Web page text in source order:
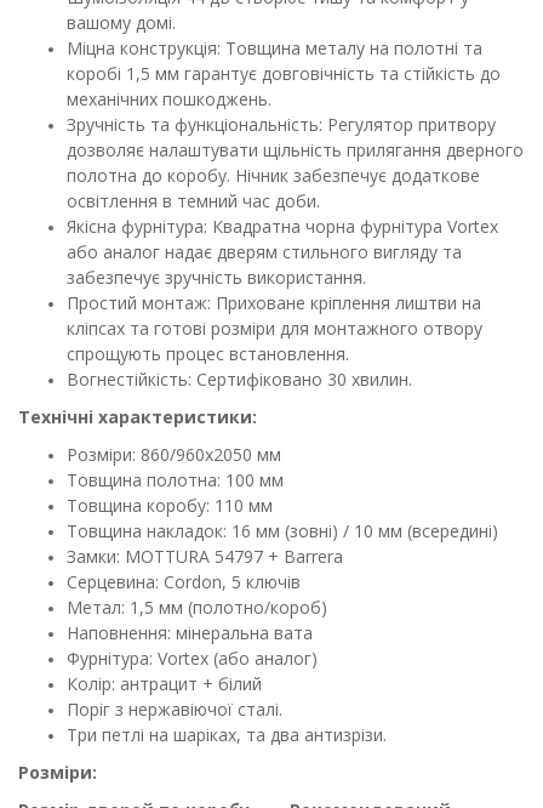
вашому домі.
Міцна конструкція: Товщина металу на полотні та
коробі 1,5 мм гарантує довговічність та стійкість до
механічних пошкоджень.
Зручність та функціональність: Регулятор притвору
дозволяє налаштувати щільність прилягання дверного
полотна до коробу. Нічник забезпечує додаткове
освітлення в темний час доби.
Якісна фурнітура: Квадратна чорна фурнітура Vortex
або аналог надає дверям стильного вигляду та
забезпечує зручність використання.
Простий монтаж: Приховане кріплення лиштви на
кліпсах та готові розміри для монтажного отвору
спрощують процес встановлення.
Вогнестійкість: Сертифіковано 30 хвилин.
Технічні характеристики:
Розміри: 860/960х2050 мм
Товщина полотна: 100 мм
Товщина коробу: 110 мм
Товщина накладок: 16 мм (зовні) / 10 мм (всередині)
Замки: MOTTURA 54797 + Barrera
Серцевина: Cordon, 5 ключів
Метал: 1,5 мм (полотно/короб)
Наповнення: мінеральна вата
Фурнітура: Vortex (або аналог)
Колір: антрацит + білий
Поріг з нержавіючої сталі.
Три петлі на шаріках, та два антизрізи.
Розміри: